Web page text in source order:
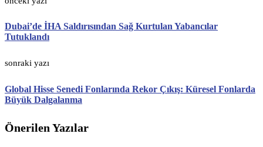
Dubai’de İHA Saldırısından Sağ Kurtulan Yabancılar
Tutuklandı
sonraki yazı
Global Hisse Senedi Fonlarında Rekor Çıkış: Küresel Fonlarda
Büyük Dalgalanma
Önerilen Yazılar